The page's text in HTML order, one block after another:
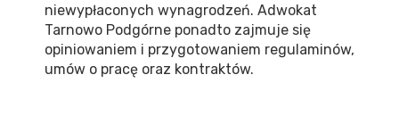
niewypłaconych wynagrodzeń. Adwokat
Tarnowo Podgórne ponadto zajmuje się
opiniowaniem i przygotowaniem regulaminów,
umów o pracę oraz kontraktów.